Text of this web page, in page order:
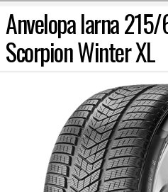
Anvelopa Iarna
Scorpion Winter XL